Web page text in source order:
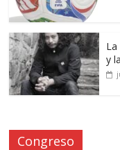
y
Congreso